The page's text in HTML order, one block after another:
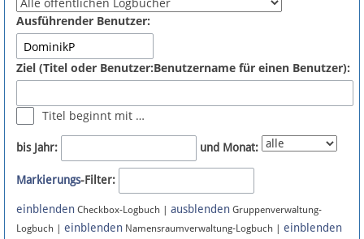
Fehler melden
Newsletter
Bluesky
Facebook
Ausführender Benutzer:
Ziel (Titel oder Benutzer:Benutzername für einen Benutzer):
Titel beginnt mit …
bis Jahr: und Monat:
Markierungs-Filter:
einblenden Checkbox-Logbuch | ausblenden Gruppenverwaltung-
Logbuch | einblenden Namensraumverwaltung-Logbuch | einblenden